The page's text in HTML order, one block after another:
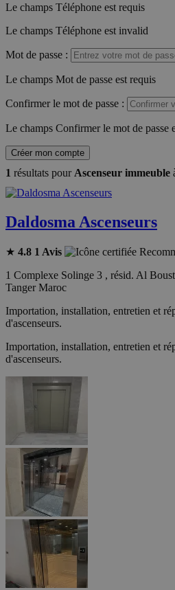
Le champs Téléphone est requis
Le champs Téléphone est invalid
Mot de passe :
Le champs Mot de passe est requis
Confirmer le mot de passe :
Le champs Confirmer le mot de passe
Créer mon compte
1 résultats pour Ascenseur immeuble
Daldosma Ascenseurs
★ 4.8 1 Avis
1 Complexe Solinge 3 , résid. Al
Tanger Maroc
Importation, installation, entretien et
d'ascenseurs.
Importation, installation, entretien et
d'ascenseurs.